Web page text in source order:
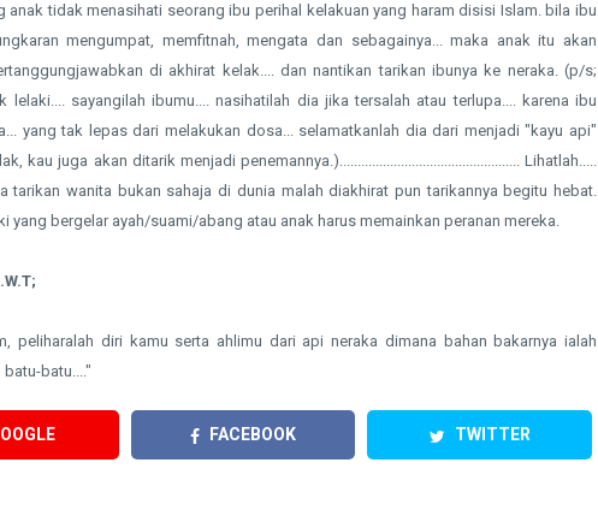
anak tidak menasihati seorang ibu perihal kelakuan yang haram disisi Islam. bila ibu
mengumpat, memfitnah, mengata dan sebagainya... maka anak itu akan
di akhirat kelak.... dan nantikan tarikan ibunya ke neraka. (p/s;
lelaki.... sayangilah ibumu.... nasihatilah dia jika tersalah atau terlupa.... karena ibu
yang tak lepas dari melakukan dosa... selamatkanlah dia dari menjadi "kayu api"
kau juga akan ditarik menjadi penemannya.).................................................. Lihatlah.....
tarikan wanita bukan sahaja di dunia malah diakhirat pun tarikannya begitu hebat.
yang bergelar ayah/suami/abang atau anak harus memainkan peranan mereka.
peliharalah diri kamu serta ahlimu dari api neraka dimana bahan bakarnya ialah
batu...."
FACEBOOK TWITTER